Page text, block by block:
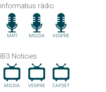
informatius ràdio
MATÍ MIGDIA VESPRE
IB3 Noticies
MIGDIA VESPRE CAP.SET